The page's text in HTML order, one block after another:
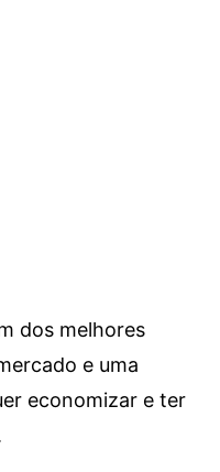
dos melhores
e uma
economizar e ter